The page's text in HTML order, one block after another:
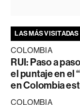
LAS MÁS VISITADAS
COLOMBIA
RUI: Paso a
el puntaje en el
en Colombia
COLOMBIA